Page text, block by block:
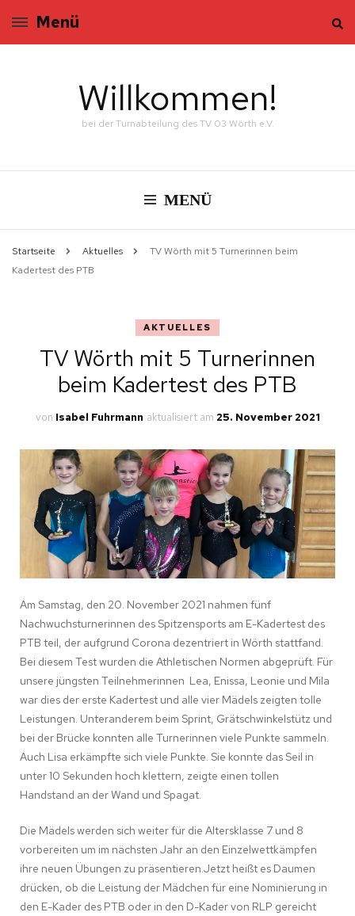
Menü
Willkommen!
bei der Turnabteilung des TV 03 Wörth e.V.
MENÜ
Startseite Aktuelles
TV Wörth mit 5 Turnerinnen beim
Kadertest des PTB
AKTUELLES
TV Wörth mit 5 Turnerinnen
beim Kadertest des PTB
von Isabel Fuhrmann aktualisiert am 25. November 2021
Am Samstag, den 20. November 2021 nahmen fünf
Nachwuchsturnerinnen des Spitzensports am E-Kadertest des
PTB teil, der aufgrund Corona dezentriert in Wörth stattfand.
Bei diesem Test wurden die Athletischen Normen abgeprüft. Für
unsere jüngsten Teilnehmerinnen Lea, Enissa, Leonie und Mila
war dies der erste Kadertest und alle vier Mädels zeigten tolle
Leistungen. Unteranderem beim Sprint, Grätschwinkelstütz und
bei der Brücke konnten alle Turnerinnen viele Punkte sammeln.
Auch Lisa erkämpfte sich viele Punkte. Sie konnte das Seil in
unter 10 Sekunden hoch klettern, zeigte einen tollen
Handstand an der Wand und Spagat.
Die Mädels werden sich weiter für die Altersklasse 7 und 8
vorbereiten um im nächsten Jahr an den Einzelwettkämpfen
ihre neuen Übungen zu präsentieren.Jetzt heißt es Daumen
drücken, ob die Leistung der Mädchen für eine Nominierung in
den E-Kader des PTB oder in den D-Kader von RLP gereicht